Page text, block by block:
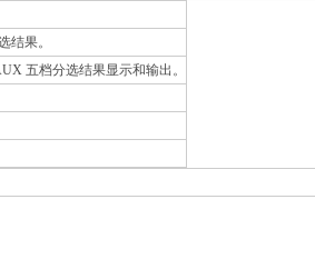
结果。
五档分选结果显示和输出。